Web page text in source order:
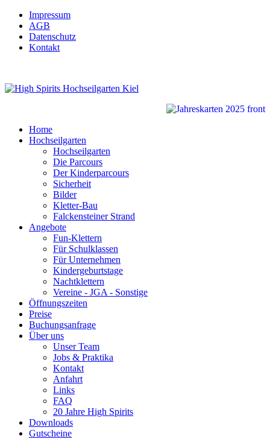
Impressum
AGB
Datenschutz
Kontakt
Home
Hochseilgarten
Hochseilgarten
Die Parcours
Der Kinderparcours
Sicherheit
Bilder
Kletter-Bau
Falckensteiner Strand
Angebote
Fun-Klettern
Für Schulklassen
Für Unternehmen
Kindergeburtstage
Nachtklettern
Vereine - JGA - Sonstige
Öffnungszeiten
Preise
Buchungsanfrage
Über uns
Unser Team
Jobs & Praktika
Kontakt
Anfahrt
Links
FAQ
20 Jahre High Spirits
Downloads
Gutscheine